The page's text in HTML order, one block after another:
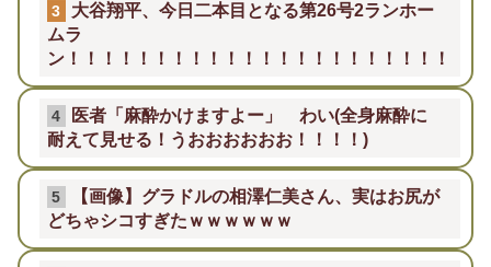
3
大谷翔平、今日二本目となる第26号2ランホー
ムラ
ン！！！！！！！！！！！！！！！！！！！！！！
4
医者「麻酔かけますよー」 わい(全身麻酔に
耐えて見せる！うおおおおおお！！！！)
5
【画像】グラドルの相澤仁美さん、実はお尻が
どちゃシコすぎたｗｗｗｗｗｗ